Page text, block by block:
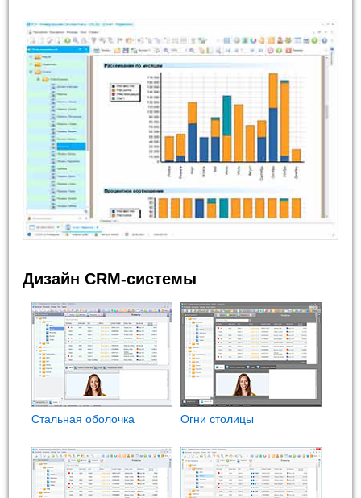
Дизайн CRM-системы
Стальная оболочка Огни столицы